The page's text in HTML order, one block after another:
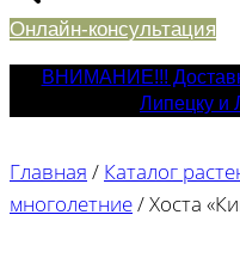
Онлайн-консультация
ВНИМАНИЕ!!!
Липецку и
Главная / Каталог
многолетние/Хоста